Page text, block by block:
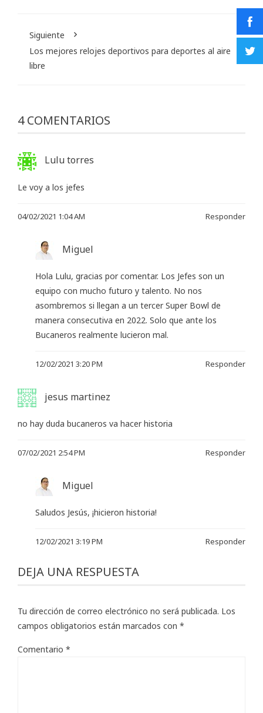
Siguiente
Los mejores relojes deportivos para deportes al aire
libre
4 COMENTARIOS
Lulu torres
Le voy a los jefes
04/02/2021 1:04 AM Responder
Miguel
Hola Lulu, gracias por comentar. Los Jefes son un
equipo con mucho futuro y talento. No nos
asombremos si llegan a un tercer Super Bowl de
manera consecutiva en 2022. Solo que ante los
Bucaneros realmente lucieron mal.
12/02/2021 3:20 PM Responder
jesus martinez
no hay duda bucaneros va hacer historia
07/02/2021 2:54 PM Responder
Miguel
Saludos Jesús, ¡hicieron historia!
12/02/2021 3:19 PM Responder
DEJA UNA RESPUESTA
Tu dirección de correo electrónico no será publicada. Los
campos obligatorios están marcados con *
Comentario *